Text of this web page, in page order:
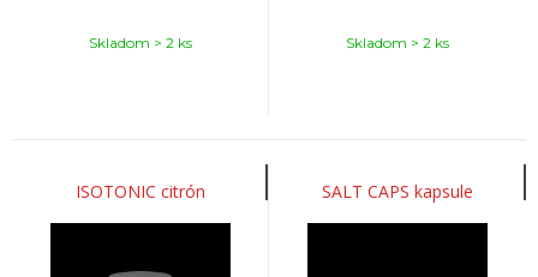
Skladom > 2 ks Skladom > 2 ks
ISOTONIC citrón SALT CAPS kapsule